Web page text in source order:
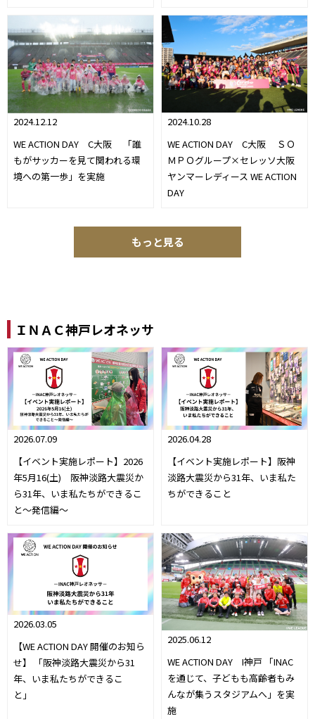
2024.12.12
WE ACTION DAY C大阪 「誰
もがサッカーを見て関われる環
境への第一歩」を実施
2024.10.28
WE ACTION DAY C大阪 ＳＯ
ＭＰＯグループ×セレッソ大阪
ヤンマーレディース WE ACTION
DAY
もっと見る
ＩＮＡＣ神戸レオネッサ
2026.07.09
【イベント実施レポート】2026
年5月16(土) 阪神淡路大震災か
ら31年、いま私たちができるこ
と～発信編～
2026.04.28
【イベント実施レポート】阪神
淡路大震災から31年、いま私た
ちができること
2026.03.05
【WE ACTION DAY 開催のお知ら
せ】 「阪神淡路大震災から31
年、いま私たちができるこ
と」
2025.06.12
WE ACTION DAY I神戸 「INAC
を通じて、子どもも高齢者もみ
んなが集うスタジアムへ」を実
施